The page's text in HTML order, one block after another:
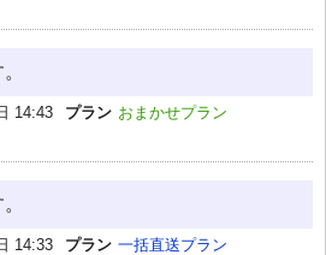
14:43 プラン おまかせプラン
14:33 プラン 一括直送プラン